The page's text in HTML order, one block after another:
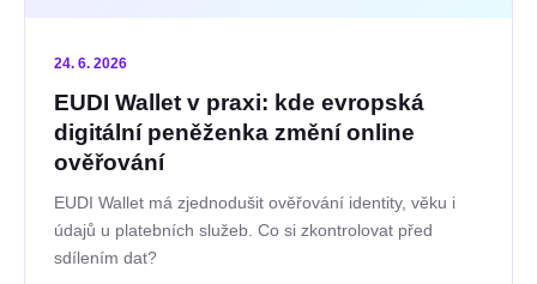
24. 6. 2026
EUDI Wallet v praxi: kde evropská
digitální peněženka změní online
ověřování
EUDI Wallet má zjednodušit ověřování identity, věku i
údajů u platebních služeb. Co si zkontrolovat před
sdílením dat?